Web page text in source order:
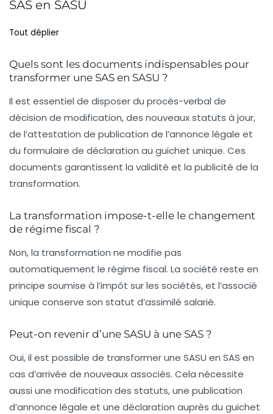
SAS en SASU
Tout déplier
Quels sont les documents indispensables pour
transformer une SAS en SASU ?
Il est essentiel de disposer du procès-verbal de
décision de modification, des nouveaux statuts à jour,
de l’attestation de publication de l’annonce légale et
du formulaire de déclaration au guichet unique. Ces
documents garantissent la validité et la publicité de la
transformation.
La transformation impose-t-elle le changement
de régime fiscal ?
Non, la transformation ne modifie pas
automatiquement le régime fiscal. La société reste en
principe soumise à l’impôt sur les sociétés, et l’associé
unique conserve son statut d’assimilé salarié.
Peut-on revenir d’une SASU à une SAS ?
Oui, il est possible de transformer une SASU en SAS en
cas d’arrivée de nouveaux associés. Cela nécessite
aussi une modification des statuts, une publication
d’annonce légale et une déclaration auprès du guichet